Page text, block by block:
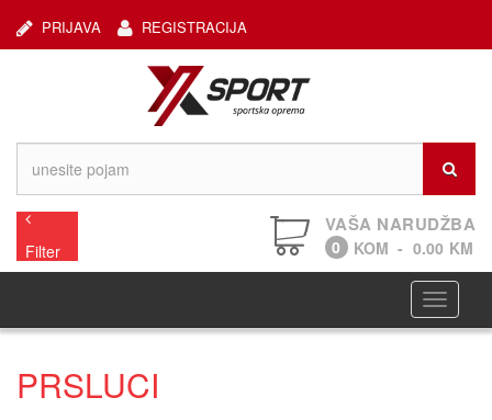
REGISTRACIJA
PRIJAVA
Filter
VAŠA NARUDŽBA
0 KOM - 0.00 KM
PRSLUCI